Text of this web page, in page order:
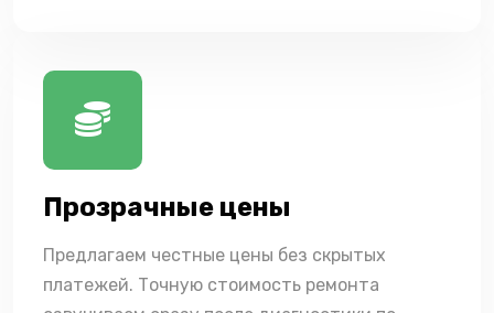
Прозрачные цены
Предлагаем честные цены без скрытых
платежей. Точную стоимость ремонта